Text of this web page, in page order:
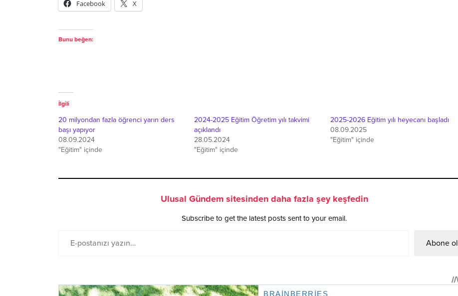
Facebook X
Bunu beğen:
İlgili
20 milyondan fazla öğrenci yarın ders
başı yapıyor
08.09.2024
"Eğitim" içinde
2024-2025 Eğitim Öğretim yılı takvimi
açıklandı
28.05.2024
"Eğitim" içinde
2025-2026 Eğitim yılı heyecanı başladı
08.09.2025
"Eğitim" içinde
Ulusal Gündem sitesinden daha fazla şey keşfedin
Subscribe to get the latest posts sent to your email.
Abone ol